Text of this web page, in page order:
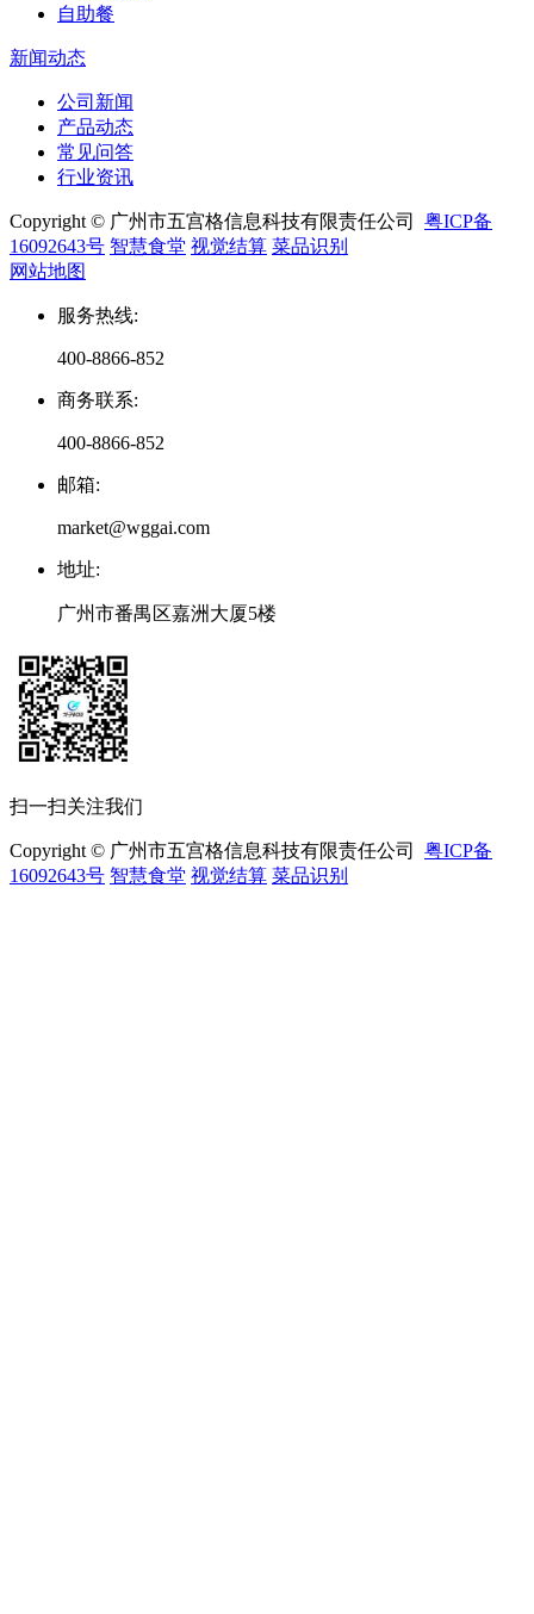
自助餐
新闻动态
公司新闻
产品动态
常见问答
行业资讯
Copyright © 广州市五宫格信息科技有限责任公司 粤ICP备
16092643号 智慧食堂 视觉结算 菜品识别
网站地图
服务热线:
400-8866-852
商务联系:
400-8866-852
邮箱:
market@wggai.com
地址:
广州市番禺区嘉洲大厦5楼
扫一扫关注我们
Copyright © 广州市五宫格信息科技有限责任公司 粤ICP备
16092643号 智慧食堂 视觉结算 菜品识别